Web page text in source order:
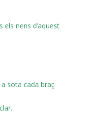
nens d’aquest
sota cada braç